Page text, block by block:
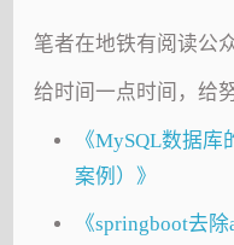
笔者在地铁有阅读公
给时间一点时间，给
《MySQL数据
案例）》
《springboot去